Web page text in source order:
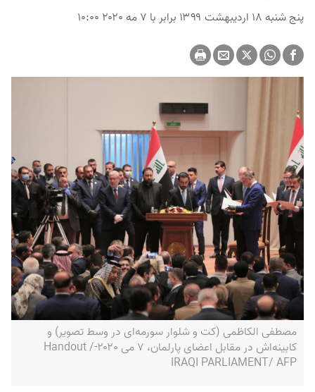
پنج شنبه ۱۸ اردیبهشت ۱۳۹۹ برابر با ۷ مه ۲۰۲۰ ۱۰:۰۰
مصطفی الکاظمی (کت و شلوار سورمه‌ای در وسط تصویر) و
کابینه‌اش در مقابل اعضای پارلمان، ۷ می ۲۰۲۰-Handout /
IRAQI PARLIAMENT/ AFP